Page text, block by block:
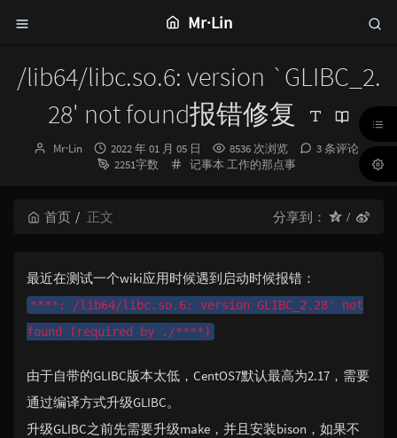
Mr·Lin
/lib64/libc.so.6: version `GLIBC_2.
28' not found报错修复
博
Mr·Lin
发
布
2022 年 01 月 05 日 8536 次浏览
3 条评论
2251字数
分
记事本 工作的那点事
首页 正文 分享到：
最近在测试一个wiki应用时候遇到启动时候报错：
****: /lib64/libc.so.6: version GLIBC_2.28' not
found (required by ./****)
由于自带的GLIBC版本太低，CentOS7默认最高为2.17，需要
通过编译方式升级GLIBC。
升级GLIBC之前先需要升级make，并且安装bison，如果不